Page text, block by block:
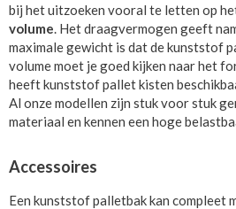
bij het uitzoeken vooral te letten op
volume . Het draagvermogen geeft
maximale gewicht is dat de kunststof
volume moet je goed kijken naar het
heeft kunststof pallet kisten
Al onze modellen zijn stuk voor stuk
materiaal en kennen een hoge
Accessoires
Een kunststof palletbak kan compleet